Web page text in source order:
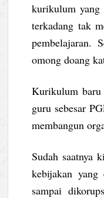
kurikulum yang
terkadang tak
pembelajaran.
omong doang
Kurikulum baru
guru sebesar
membangun
Sudah saatnya
kebijakan
sampai